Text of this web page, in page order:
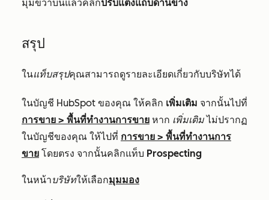
มุมขวาบนแล้วคลิกปรับแต่งแถบด้านข้าง
สรุป
ในแท็บสรุปคุณสามารถดูรายละเอียดเกี่ยวกับบริษัทได้
ในบัญชี HubSpot ของคุณ ให้คลิก เพิ่มเติม จากนั้นไปที่
การขาย > พื้นที่ทำงานการขาย หาก เพิ่มเติมไม่ปรากฏ
ในบัญชีของคุณ ให้ไปที่ การขาย > พื้นที่ทำงานการ
ขาย โดยตรง จากนั้นคลิกแท็บ Prospecting
ในหน้าบริษัทให้เลือกมุมมอง